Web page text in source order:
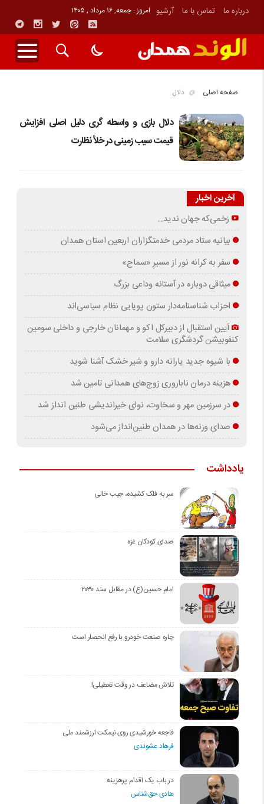
درباره ما تماس با ما آرشیو امروز : جمعه, ۱۶ مرداد , ۱۴۰۵
صفحه اصلی دلال
دلال بازی و واسطه گری دلیل اصلی افزایش
قیمت سیب زمینی در خلأ نظارت
آخرین اخبار
زخمی‌که جهان ندید…
بیانیه ستاد مردمی خدمتگزاران اربعین استان همدان
سفر به کرانه‌ نور از مسیرِ «سماح»
میثاقی دوباره در آستانه‌ وداعی بزرگ
احزاب شناسنامه‌دار ستون پویایی نظام سیاسی‌اند
آیین استقبال از دبیرکل اکو و مهمانان خارجی و داخلی سومین
کنفوبیشن گردشگری سلامت
با شیوه جدید یارانه دارو و شیر خشک آشنا شوید
هزینه درمان ناباروری زوج‌های همدانی تامین شد
در سرزمین مهر و سخاوت، نوای خیراندیشی طنین انداز شد
صدای وزنه‌ها در همدان طنین‌انداز می‌شود
یادداشت
سر به فلک کشیده، جیب خالی
صدای کودکان غزه
امام حسین(ع) در مقابل سند ۲۰۳۰
چاره صنعت خودرو با رفع انحصار است
تلاش مضاعف در وقت تعطیلی!
فاجعه خورشیدی روی نیمکت ارزشمند ملی
فرهاد عشوندی
در باب یک اقدام پرهزینه
هادی حق‌شناس